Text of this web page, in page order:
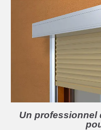
Un professionnel